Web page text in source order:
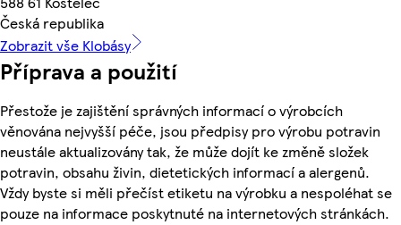
Česká republika
Zobrazit vše Klobásy
Příprava a použití
Přestože je zajištění správných informací o výrobcích
věnována nejvyšší péče, jsou předpisy pro výrobu potravin
neustále aktualizovány tak, že může dojít ke změně složek
potravin, obsahu živin, dietetických informací a alergenů.
Vždy byste si měli přečíst etiketu na výrobku a nespoléhat se
pouze na informace poskytnuté na internetových stránkách.